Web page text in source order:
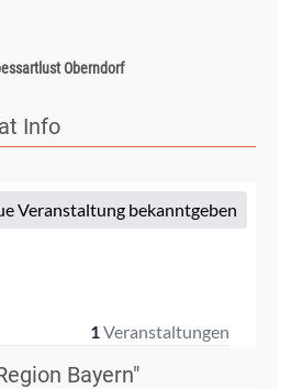
Oberndorf
Info
Bayern"